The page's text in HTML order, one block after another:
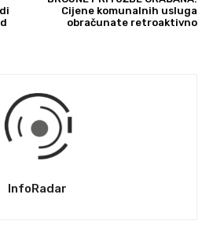
Cijene komunalnih usluga
obračunate retroaktivno
InfoRadar